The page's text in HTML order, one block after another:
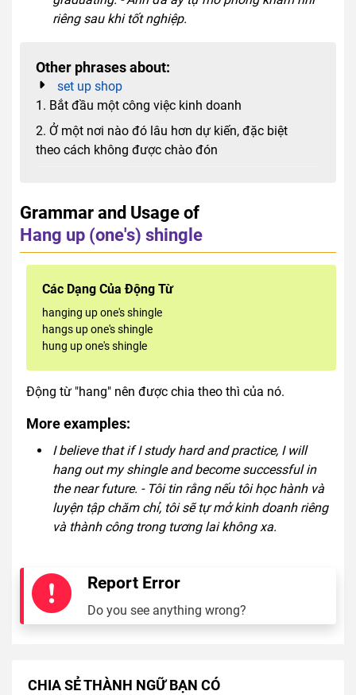
riêng sau khi tốt nghiệp.
Other phrases about:
set up shop
1. Bắt đầu một công việc kinh doanh
2. Ở một nơi nào đó lâu hơn dự kiến, đặc biệt
theo cách không được chào đón
Grammar and Usage of
Hang up (one's) shingle
Các Dạng Của Động Từ
hanging up one's shingle
hangs up one's shingle
hung up one's shingle
Động từ "hang" nên được chia theo thì của nó.
More examples:
I believe that if I study hard and practice, I will
hang out my shingle and become successful in
the near future. - Tôi tin rằng nếu tôi học hành và
luyện tập chăm chỉ, tôi sẽ tự mở kinh doanh riêng
và thành công trong tương lai không xa.
Report Error
Do you see anything wrong?
CHIA SẺ THÀNH NGỮ BẠN CÓ